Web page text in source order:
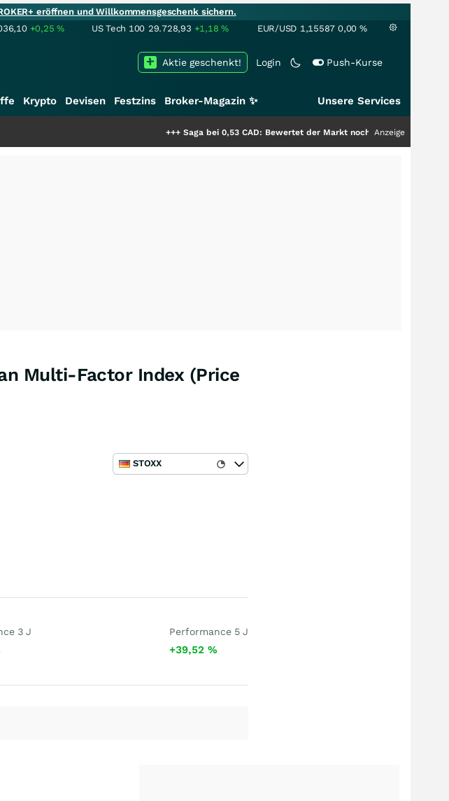
eröffnen und Willkommensgeschenk sichern.
+0,25% US Tech 100 29.728,93 +1,18% EUR/USD 1,15587 0,00 %
Login Push-Kurse
Aktie geschenkt!
Krypto Devisen Festzins Broker-Magazin ✨ Unsere Services
Saga bei 0,53 CAD: Bewertet der Markt noch immer nur die Hälfte der
Anzeige
Multi-Factor Index (Price
STOXX
3 J Performance 5 J
+39,52 %